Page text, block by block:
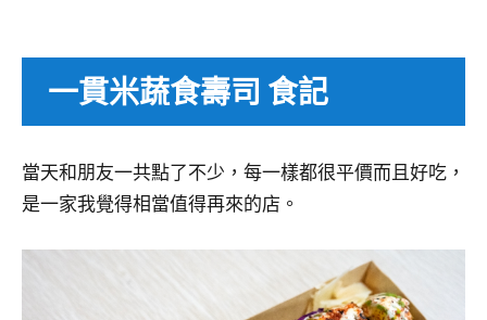
一貫米蔬食壽司 食記
當天和朋友一共點了不少，每一樣都很平價而且好吃，
是一家我覺得相當值得再來的店。